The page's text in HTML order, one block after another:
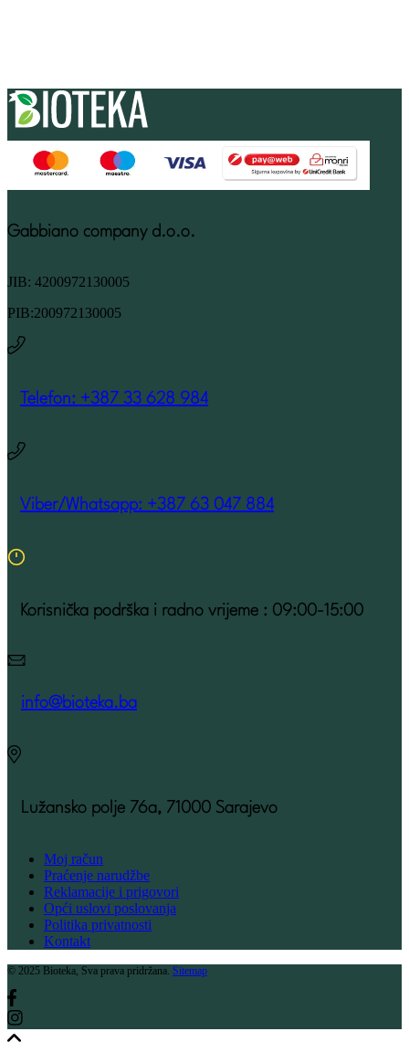
Gabbiano company d.o.o.
JIB: 4200972130005
PIB:200972130005
Telefon: +387 33 628 984
Viber/Whatsapp: +387 63 047 884
Korisnička podrška i radno vrijeme : 09:00-15:00
info@bioteka.ba
Lužansko polje 76a, 71000 Sarajevo
Moj račun
Praćenje narudžbe
Reklamacije i prigovori
Opći uslovi poslovanja
Politika privatnosti
Kontakt
© 2025 Bioteka, Sva prava pridržana. Sitemap